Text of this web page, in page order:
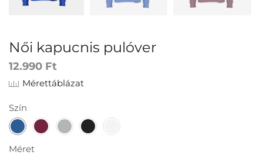
Női kapucnis pulóver
12.990 Ft
Mérettáblázat
Szín
Méret